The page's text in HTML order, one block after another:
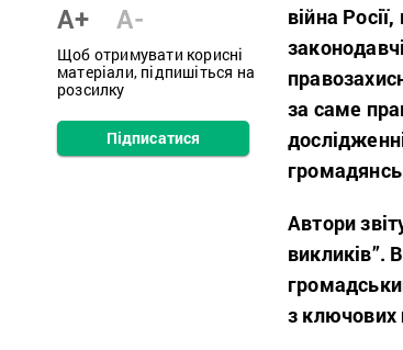
A+ A-
Щоб отримувати корисні
матеріали, підпишіться на
розсилку
Підписатися
війна
за саме
Автори
викликів”.
з ключових